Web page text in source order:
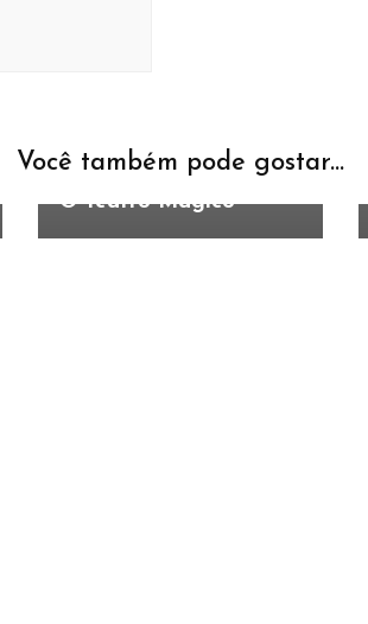
Você também pode gostar...
artistas de Extrema e
show especial do grupo
‘O Teatro Mágico’